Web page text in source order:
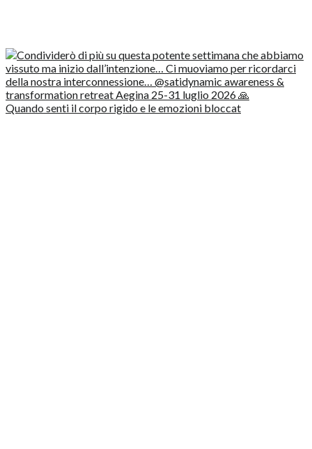
Quando senti il corpo rigido e le emozioni bloccat